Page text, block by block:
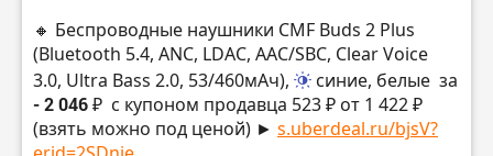
🔸 Беспроводные наушники CMF Buds 2 Plus
(Bluetooth 5.4, ANC, LDAC, AAC/SBC, Clear Voice
3.0, Ultra Bass 2.0, 53/460мАч),
синие, белые за
- 2 046 ₽ с купоном продавца 523 ₽ от 1 422 ₽
(взять можно под ценой) ► s.uberdeal.ru/bjsV?